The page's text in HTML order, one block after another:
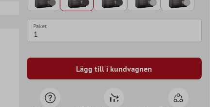
Paket
Lägg till i kundvagnen